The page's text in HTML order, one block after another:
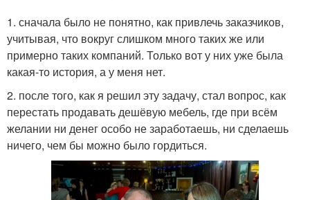
1. сначала было не понятно, как привлечь заказчиков,
учитывая, что вокруг слишком много таких же или
примерно таких компаний. Только вот у них уже была
какая-то история, а у меня нет.
2. после того, как я решил эту задачу, стал вопрос, как
перестать продавать дешёвую мебель, где при всём
желании ни денег особо не заработаешь, ни сделаешь
ничего, чем бы можно было гордиться.